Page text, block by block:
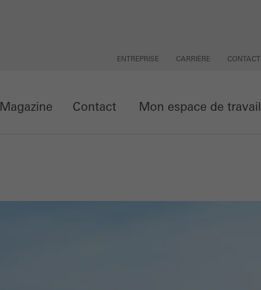
ENTREPRISE CARRIÈRE CONTACT
Magazine Contact Mon espace de travail